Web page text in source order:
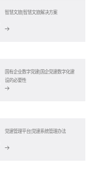
智慧文旅|智慧文旅解决方案
国有企业数字党建|国企党建数字化建
设的必要性
党建管理平台|党建系统管理办法